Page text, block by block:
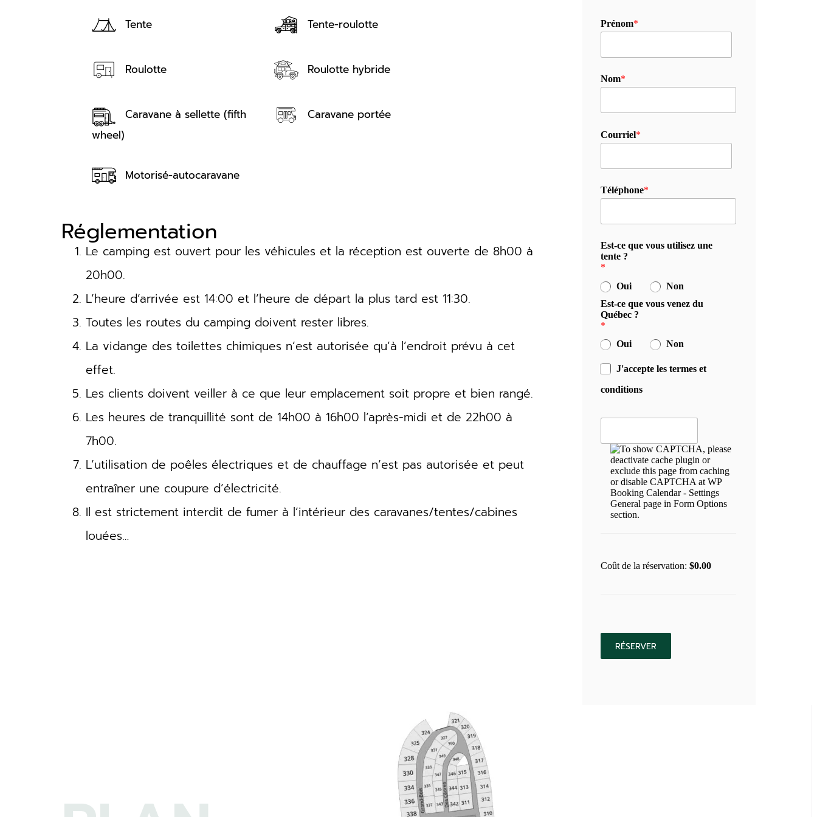
Tente Tente-roulotte
Roulotte Roulotte hybride
Caravane à sellette (fifth
wheel)
Caravane portée
Motorisé-autocaravane
Réglementation
Le camping est ouvert pour les véhicules et la réception est ouverte de 8h00 à
20h00.
L’heure d’arrivée est 14:00 et l’heure de départ la plus tard est 11:30.
Toutes les routes du camping doivent rester libres.
La vidange des toilettes chimiques n’est autorisée qu’à l’endroit prévu à cet
effet.
Les clients doivent veiller à ce que leur emplacement soit propre et bien rangé.
Les heures de tranquillité sont de 14h00 à 16h00 l’après-midi et de 22h00 à
7h00.
L’utilisation de poêles électriques et de chauffage n’est pas autorisée et peut
entraîner une coupure d’électricité.
Il est strictement interdit de fumer à l’intérieur des caravanes/tentes/cabines
louées…
Prénom*
Nom*
Courriel*
Téléphone*
Est-ce que vous utilisez une
tente ?
*
Oui
Non
Est-ce que vous venez du
Québec ?
*
Oui
Non
J'accepte les termes et
conditions
Coût de la réservation: $0.00